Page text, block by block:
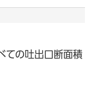
ての吐出口断面積